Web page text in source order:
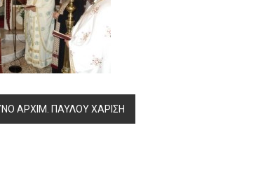
ΑΡΧΙΜ. ΠΑΥΛΟΥ ΧΑΡΙΣΗ